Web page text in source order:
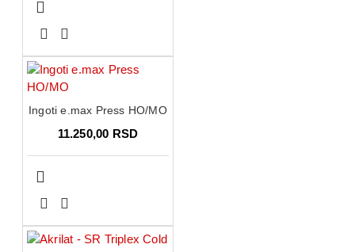
Ingoti e.max Press HO/MO
11.250,00 RSD